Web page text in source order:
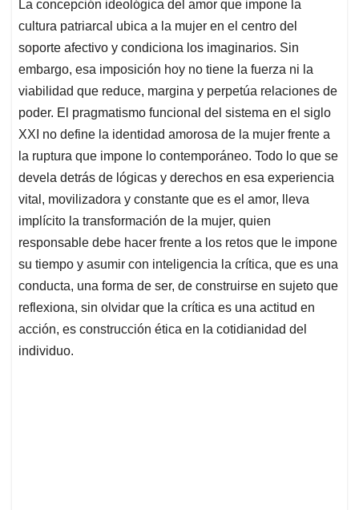
s
A
p
p
b
o
o
k
e
d
I
n
l
a
d
s
La concepción ideológica del amor que impone la
cultura patriarcal ubica a la mujer en el centro del
soporte afectivo y condiciona los imaginarios. Sin
embargo, esa imposición hoy no tiene la fuerza ni la
viabilidad que reduce, margina y perpetúa relaciones de
poder. El pragmatismo funcional del sistema en el siglo
XXI no define la identidad amorosa de la mujer frente a
la ruptura que impone lo contemporáneo. Todo lo que se
devela detrás de lógicas y derechos en esa experiencia
vital, movilizadora y constante que es el amor, lleva
implícito la transformación de la mujer, quien
responsable debe hacer frente a los retos que le impone
su tiempo y asumir con inteligencia la crítica, que es una
conducta, una forma de ser, de construirse en sujeto que
reflexiona, sin olvidar que la crítica es una actitud en
acción, es construcción ética en la cotidianidad del
individuo.